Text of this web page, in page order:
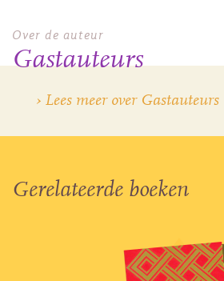
Over de auteur
Gastauteurs
› Lees meer over Gastauteurs
Gerelateerde boeken